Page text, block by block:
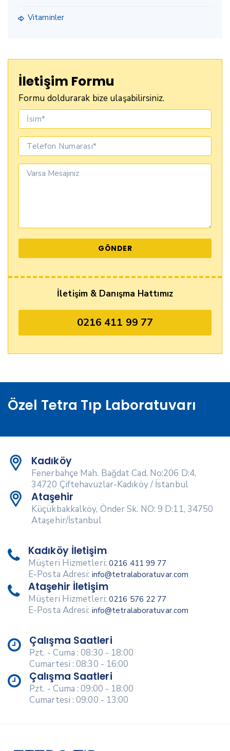
Vitaminler
İletişim Formu
Formu doldurarak bize ulaşabilirsiniz.
İletişim & Danışma Hattımız
0216 411 99 77
Özel Tetra Tıp Laboratuvarı
Kadıköy
Fenerbahçe Mah. Bağdat Cad. No:206 D:4,
34720 Çiftehavuzlar-Kadıköy / İstanbul
Ataşehir
Küçükbakkalköy, Önder Sk. NO: 9 D:11, 34750
Ataşehir/İstanbul
Kadıköy İletişim
Müşteri Hizmetleri: 0216 411 99 77
E-Posta Adresi: info@tetralaboratuvar.com
Ataşehir İletişim
Müşteri Hizmetleri: 0216 576 22 77
E-Posta Adresi: info@tetralaboratuvar.com
Çalışma Saatleri
Pzt. - Cuma : 08:30 - 18:00
Cumartesi : 08:30 - 16:00
Çalışma Saatleri
Pzt. - Cuma : 09:00 - 18:00
Cumartesi : 09:00 - 13:00